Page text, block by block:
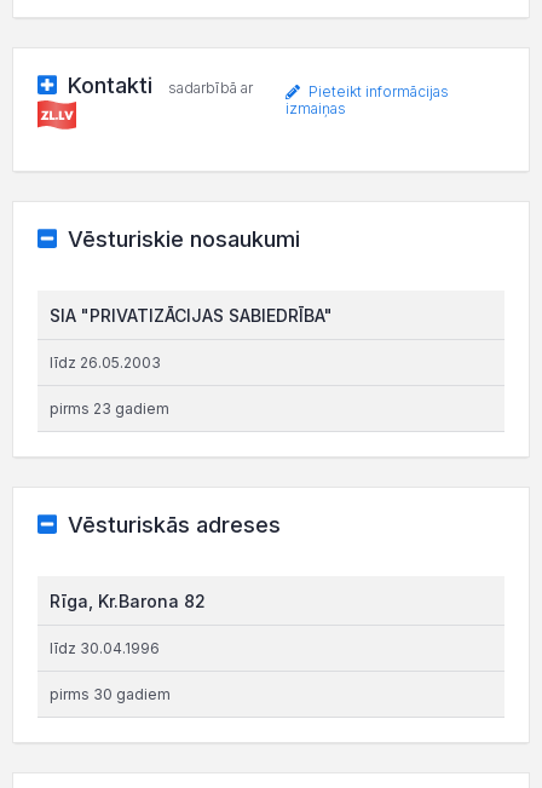
Kontakti sadarbībā ar
Pieteikt informācijas
izmaiņas
Vēsturiskie nosaukumi
SIA "PRIVATIZĀCIJAS SABIEDRĪBA"
līdz 26.05.2003
pirms 23 gadiem
Vēsturiskās adreses
Rīga, Kr.Barona 82
līdz 30.04.1996
pirms 30 gadiem